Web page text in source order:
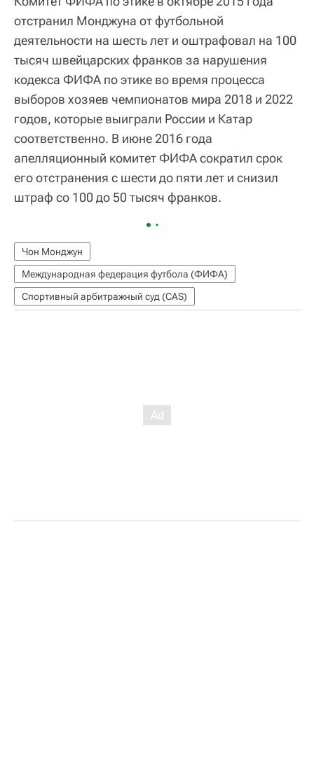
отстранил Монджуна от футбольной
деятельности на шесть лет и оштрафовал на 100
тысяч швейцарских франков за нарушения
кодекса ФИФА по этике во время процесса
выборов хозяев чемпионатов мира 2018 и 2022
годов, которые выиграли России и Катар
соответственно. В июне 2016 года
апелляционный комитет ФИФА сократил срок
его отстранения с шести до пяти лет и снизил
штраф со 100 до 50 тысяч франков.
Чон Монджун
Международная федерация футбола (ФИФА)
Спортивный арбитражный суд (CAS)